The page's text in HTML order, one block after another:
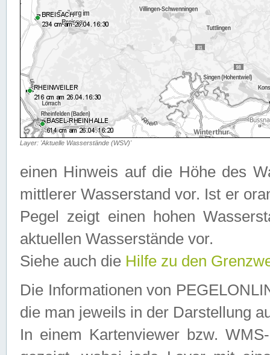
Layer: 'Aktuelle Wasserstände (WSV)'
einen Hinweis auf die Höhe des
mittlerer Wasserstand vor. Ist er
Pegel zeigt einen hohen
aktuellen Wasserstände vor.
Siehe auch die Hilfe zu den
Die Informationen von
die man jeweils in der Darstellung
In einem Kartenviewer bzw.